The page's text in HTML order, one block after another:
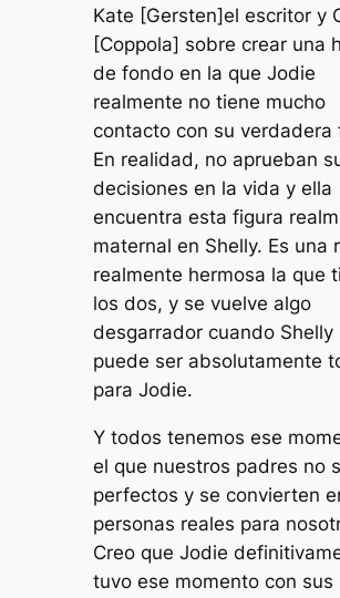
Kate [Gersten]el escritor y
[Coppola] sobre crear una
de fondo en la que Jodie
realmente no tiene mucho
contacto con su verdadera
En realidad, no aprueban
decisiones en la vida y ella
encuentra esta figura
maternal en Shelly. Es una
realmente hermosa la que
los dos, y se vuelve algo
desgarrador cuando Shelly
puede ser absolutamente
para Jodie.
Y todos tenemos ese
el que nuestros padres no
perfectos y se convierten
personas reales para
Creo que Jodie
tuvo ese momento con sus